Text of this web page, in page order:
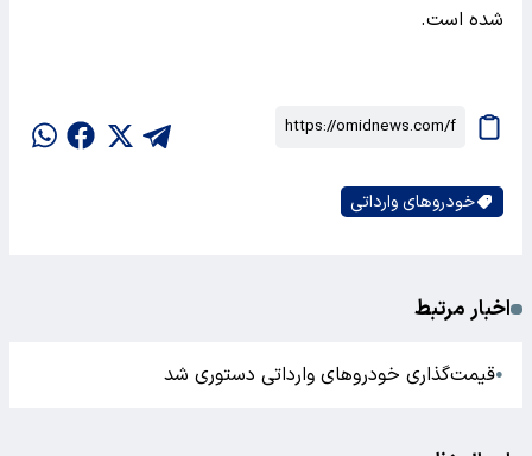
شده است.
خودروهای وارداتی‌
اخبار مرتبط
●قیمت‌گذاری خودروهای وارداتی‌ دستوری شد